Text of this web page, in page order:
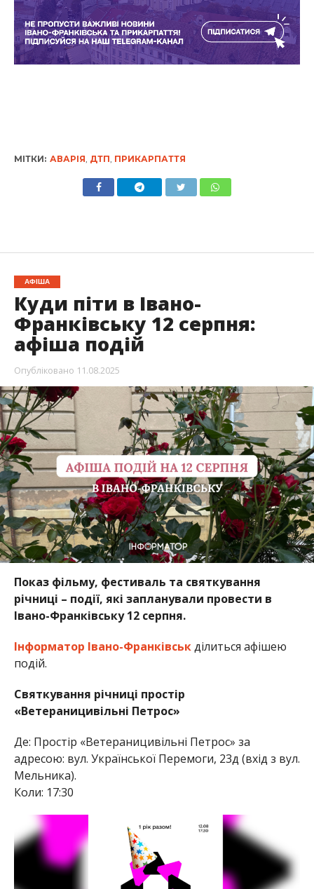
МІТКИ: АВАРІЯ ДТП ПРИКАРПАТТЯ
АФІША
Куди піти в Івано-
Франківську 12 серпня:
афіша подій
Опубліковано 11.08.2025
Показ фільму, фестиваль та святкування
річниці – події, які запланували провести в
Івано-Франківську 12 серпня.
Інформатор Івано-Франківськділиться афішею
подій.
Святкування річниці простір
«Ветераницивільні Петрос»
Де: Простір «Ветераницивільні Петрос» за
адресою: вул. Української Перемоги, 23д (вхід з вул.
Мельника).
Коли: 17:30